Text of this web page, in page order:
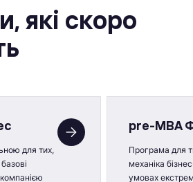
якi скоро
для тих,
pre-MBA
Програма для
механіка
умовах